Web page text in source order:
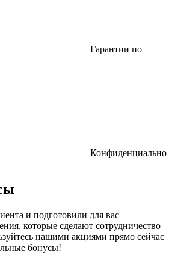
Гарантии по
Конфиденциально
и подготовили для вас
которые сделают сотрудничество
нашими акциями прямо сейчас
бонусы!